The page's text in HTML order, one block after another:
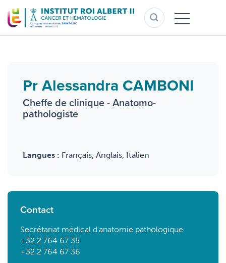
au
contenu
principal
Pr Alessandra CAMBONI
Cheffe de clinique - Anatomo-
pathologiste
Langues : Français, Anglais, Italien
Contact
Secrétariat médical d'anatomie pathologique
+32 2 764 67 35
+32 2 764 67 36